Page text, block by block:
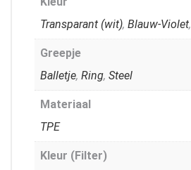
Transparant (wit), Blauw-Violet,
Greepje
Balletje, Ring, Steel
Materiaal
TPE
Kleur (Filter)